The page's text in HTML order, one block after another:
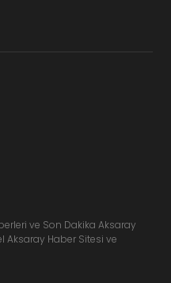
ve Son Dakika Aksaray
Aksaray Haber Sitesi ve